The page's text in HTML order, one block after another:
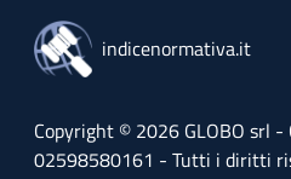
indicenormativa.it
Copyright © 2026 GLOBO srl -
02598580161 - Tutti i diritti